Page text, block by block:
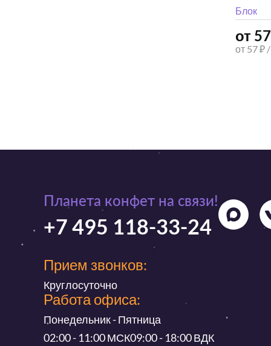
Блок
от 57
от 57 ₽
Планета конфет на связи!
+7 495 118-33-24
Прием звонков:
Круглосуточно
Работа офиса:
Понедельник - Пятница
02:00 - 11:00 МСК09:00 - 18:00 ВДК